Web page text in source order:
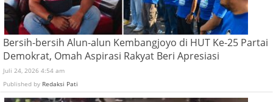
Bersih-bersih Alun-alun Kembangjoyo di HUT Ke-25 Partai
Demokrat, Omah Aspirasi Rakyat Beri Apresiasi
Juli 24, 2026 4:54 am
Published by Redaksi Pati